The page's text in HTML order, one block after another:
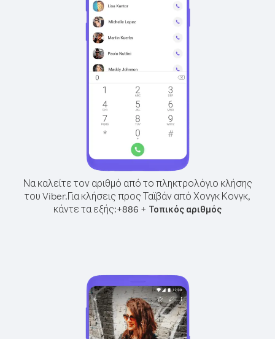
Να καλείτε τον αριθμό από το πληκτρολόγιο κλήσης
του Viber.Για κλήσεις προς Ταϊβάν από Χονγκ Κονγκ,
κάντε τα εξής:+886 + Τοπικός αριθμός